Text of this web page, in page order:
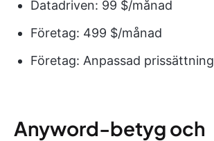
Datadriven: 99 $/månad
Företag: 499 $/månad
Företag: Anpassad prissättning
Anyword-betyg och